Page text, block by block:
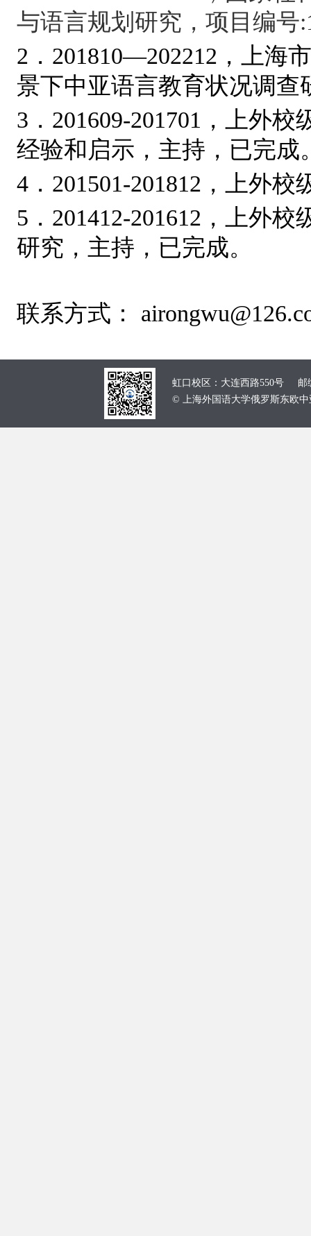
与语言规划研究， 项目编号
2．201810—202212，上海
景下中亚语言教育状况调查
3． 201609-201701 ，上外
经验和启示， 主持，已完成
4． 201501-201812 ，上外
5． 201412-201612 ，上外校
研究，主持，已完成。
联系方式：
虹口校区：大连西路550号 邮
© 上海外国语大学俄罗斯东欧中